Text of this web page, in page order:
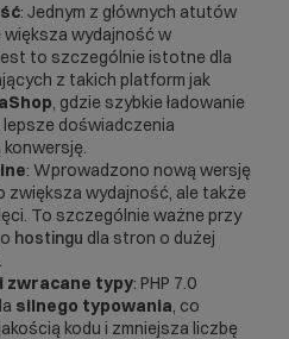
: Jednym z głównych atutów
większa wydajność w
to szczególnie istotne dla
z takich platform jak
, gdzie szybkie ładowanie
lepsze doświadczenia
: Wprowadzono nową wersję
zwiększa wydajność, ale także
To szczególnie ważne przy
hostingu dla stron o dużej
zwracane typy: PHP 7.0
silnego typowania, co
kodu i zmniejsza liczbę